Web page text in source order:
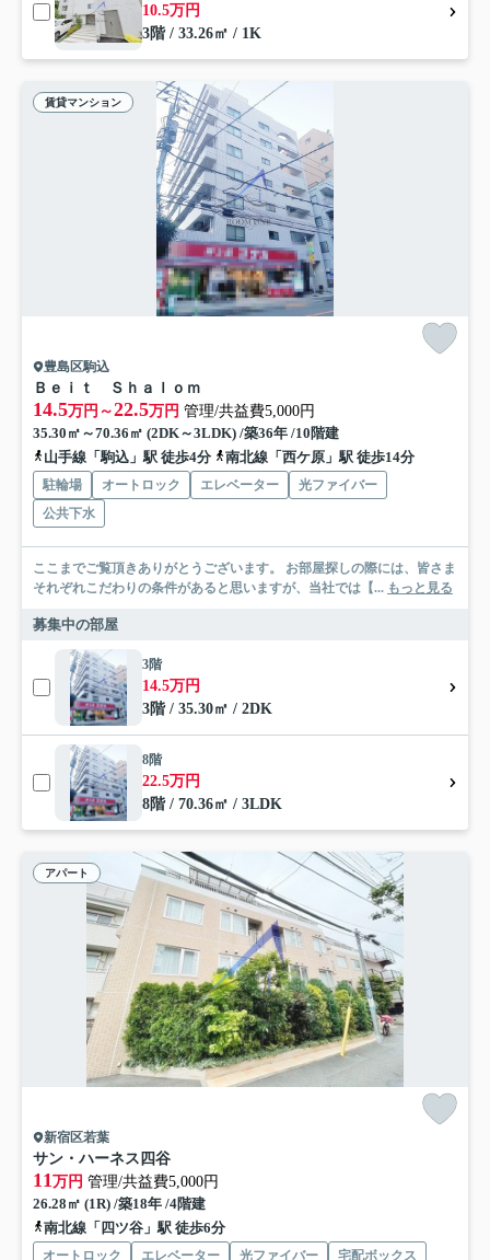
10.5万円
3階 / 33.26㎡ / 1K
賃貸マンション
豊島区駒込
Ｂｅｉｔ Ｓｈａｌｏｍ
14.5万円～22.5万円 管理/共益費5,000円
35.30㎡～70.36㎡ (2DK～3LDK) /築36年 /10階建
山手線「駒込」駅 徒歩4分
南北線「西ケ原」駅 徒歩14分
駐輪場 オートロック エレベーター
光ファイバー
公共下水
ここまでご覧頂きありがとうございます。 お部屋探しの際には、皆さま
それぞれこだわりの条件があると思いますが、当社では【... もっと見る
募集中の部屋
3階
14.5万円
3階 / 35.30㎡ / 2DK
8階
22.5万円
8階 / 70.36㎡ / 3LDK
アパート
新宿区若葉
サン・ハーネス四谷
11 万円 管理/共益費5,000円
26.28㎡ (1R) /築18年 /4階建
南北線「四ツ谷」駅 徒歩6分
オートロック エレベーター 光ファイバー
宅配ボックス